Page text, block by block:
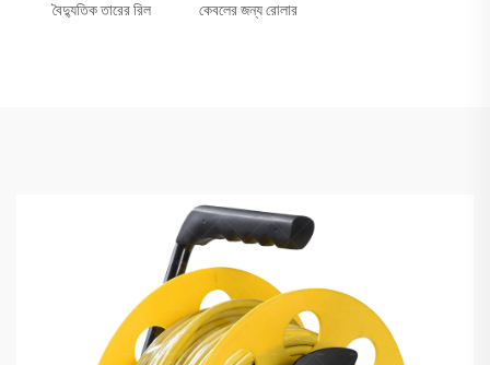
বৈদ্যুতিক তারের রিল কেবলের জন্য রোলার